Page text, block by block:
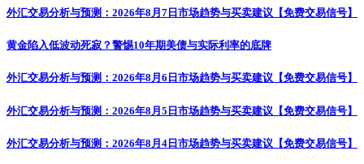
外汇交易分析与预测：2026年8月7日市场趋势与买卖建议【免费交易信号】
黄金陷入低波动死寂？警惕10年期美债与实际利率的底牌
外汇交易分析与预测：2026年8月6日市场趋势与买卖建议【免费交易信号】
外汇交易分析与预测：2026年8月5日市场趋势与买卖建议【免费交易信号】
外汇交易分析与预测：2026年8月4日市场趋势与买卖建议【免费交易信号】